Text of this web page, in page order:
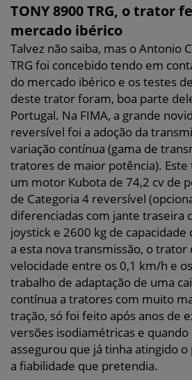
TONY 8900 TRG, o trator
mercado ibérico
Talvez não saiba, mas o Antonio
TRG foi concebido tendo em
do mercado ibérico e os testes
deste trator foram, boa parte
Portugal. Na FIMA, a grande
reversível foi a adoção da
variação contínua (gama de
tratores de maior potência).
um motor Kubota de 74,2 cv de
de Categoria 4 reversível
diferenciadas com jante traseira
joystick e 2600 kg de capacidade
a esta nova transmissão, o trator
velocidade entre os 0,1 km/h e
trabalho de adaptação de uma
contínua a tratores com muito
tração, só foi feito após anos de
versões isodiamétricas e quando
assegurou que já tinha atingido
a fiabilidade que pretendia.